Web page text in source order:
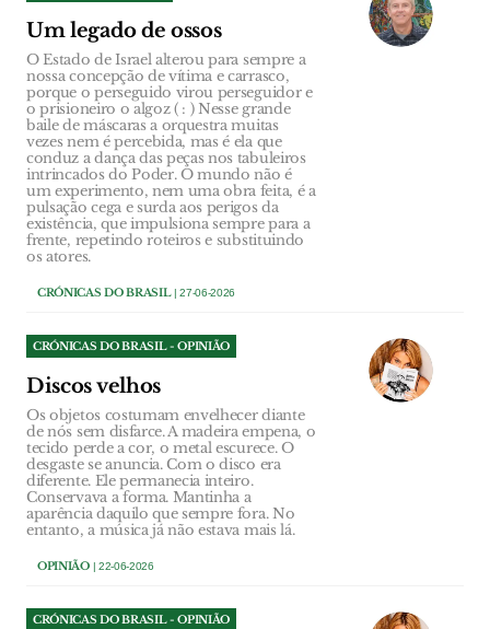
Um legado de ossos
O Estado de Israel alterou para sempre a
nossa concepção de vítima e carrasco,
porque o perseguido virou perseguidor e
o prisioneiro o algoz ( : ) Nesse grande
baile de máscaras a orquestra muitas
vezes nem é percebida, mas é ela que
conduz a dança das peças nos tabuleiros
intrincados do Poder. O mundo não é
um experimento, nem uma obra feita, é a
pulsação cega e surda aos perigos da
existência, que impulsiona sempre para a
frente, repetindo roteiros e substituindo
os atores.
CRÓNICAS DO BRASIL| 27-06-2026
CRÓNICAS DO BRASIL - OPINIÃO
Discos velhos
Os objetos costumam envelhecer diante
de nós sem disfarce. A madeira empena, o
tecido perde a cor, o metal escurece. O
desgaste se anuncia. Com o disco era
diferente. Ele permanecia inteiro.
Conservava a forma. Mantinha a
aparência daquilo que sempre fora. No
entanto, a música já não estava mais lá.
OPINIÃO| 22-06-2026
CRÓNICAS DO BRASIL - OPINIÃO